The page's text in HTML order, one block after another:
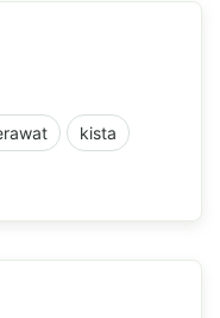
kista